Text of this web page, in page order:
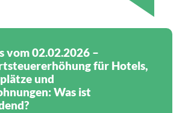
vom 02.02.2026 –
für Hotels,
und
Was ist